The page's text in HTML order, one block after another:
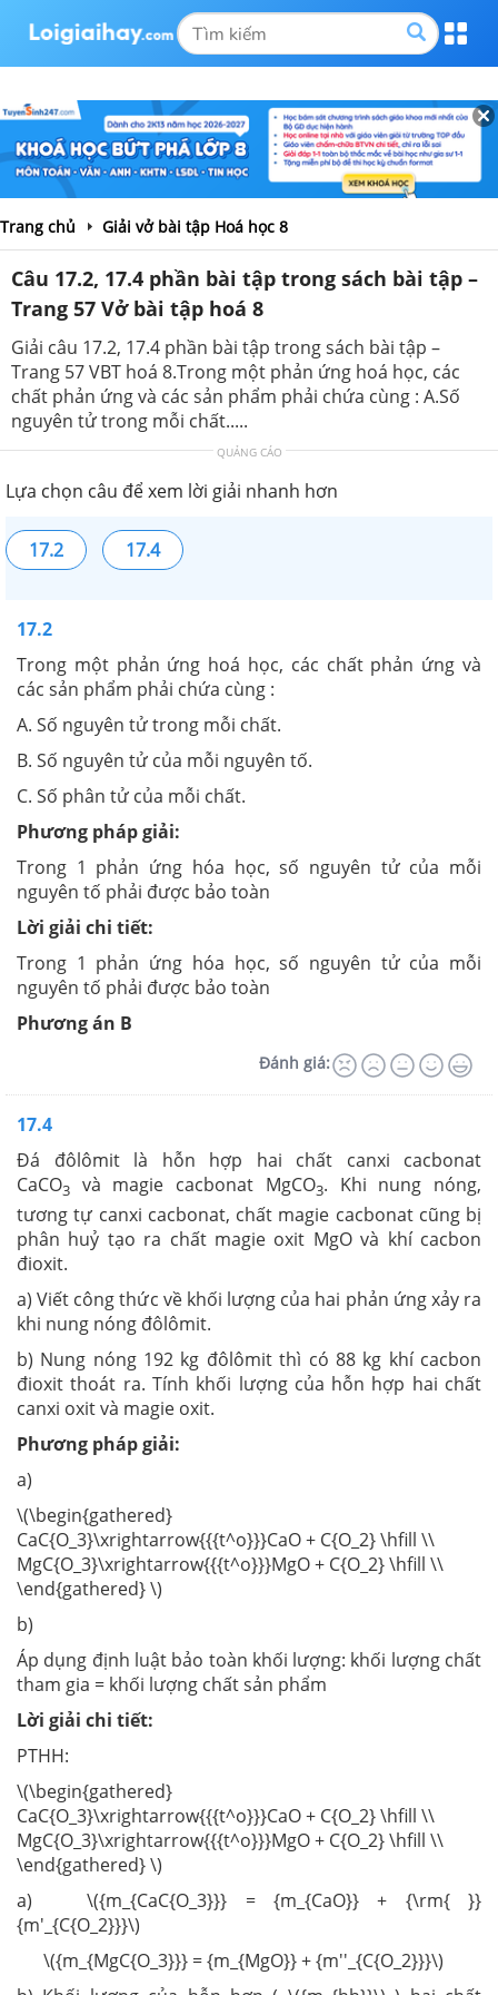
Trang chủ Giải vở bài tập Hoá học 8
Câu 17.2, 17.4 phần bài tập trong sách bài tập –
Trang 57 Vở bài tập hoá 8
Giải câu 17.2, 17.4 phần bài tập trong sách bài tập –
Trang 57 VBT hoá 8.Trong một phản ứng hoá học, các
chất phản ứng và các sản phẩm phải chứa cùng : A.Số
nguyên tử trong mỗi chất.....
QUẢNG CÁO
Lựa chọn câu để xem lời giải nhanh hơn
17.2 17.4
17.2
Trong một phản ứng hoá học, các chất phản ứng và
các sản phẩm phải chứa cùng :
A. Số nguyên tử trong mỗi chất.
B. Số nguyên tử của mỗi nguyên tố.
C. Số phân tử của mỗi chất.
Phương pháp giải:
Trong 1 phản ứng hóa học, số nguyên tử của mỗi
nguyên tố phải được bảo toàn
Lời giải chi tiết:
Trong 1 phản ứng hóa học, số nguyên tử của mỗi
nguyên tố phải được bảo toàn
Phương án B
Đánh giá:
17.4
Đá đôlômit là hỗn hợp hai chất canxi cacbonat
CaCO3 và magie cacbonat MgCO3. Khi nung nóng,
tương tự canxi cacbonat, chất magie cacbonat cũng bị
phân huỷ tạo ra chất magie oxit MgO và khí cacbon
đioxit.
a) Viết công thức về khối lượng của hai phản ứng xảy ra
khi nung nóng đôlômit.
b) Nung nóng 192 kg đôlômit thì có 88 kg khí cacbon
đioxit thoát ra. Tính khối lượng của hỗn hợp hai chất
canxi oxit và magie oxit.
Phương pháp giải:
a)
\(\begin{gathered}
CaC{O_3}\xrightarrow{{{t^o}}}CaO + C{O_2} \hfill \\
MgC{O_3}\xrightarrow{{{t^o}}}MgO + C{O_2} \hfill \\
\end{gathered} \)
b)
Áp dụng định luật bảo toàn khối lượng: khối lượng chất
tham gia = khối lượng chất sản phẩm
Lời giải chi tiết:
PTHH:
\(\begin{gathered}
CaC{O_3}\xrightarrow{{{t^o}}}CaO + C{O_2} \hfill \\
MgC{O_3}\xrightarrow{{{t^o}}}MgO + C{O_2} \hfill \\
\end{gathered} \)
a) \({m_{CaC{O_3}}} = {m_{CaO}} + {\rm{ }}
{m'_{C{O_2}}}\)
\({m_{MgC{O_3}}} = {m_{MgO}} + {m''_{C{O_2}}}\)